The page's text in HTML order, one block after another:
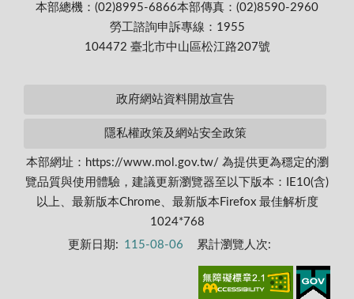
本部總機：(02)8995-6866本部傳真：(02)8590-2960
勞工諮詢申訴專線：1955
104472 臺北市中山區松江路207號
政府網站資料開放宣告
隱私權政策及網站安全政策
本部網址：https://www.mol.gov.tw/ 為提供更為穩定的瀏
覽品質與使用體驗，建議更新瀏覽器至以下版本：IE10(含)
以上、最新版本Chrome、最新版本Firefox 最佳解析度
1024*768
更新日期: 115-08-06 累計瀏覽人次: